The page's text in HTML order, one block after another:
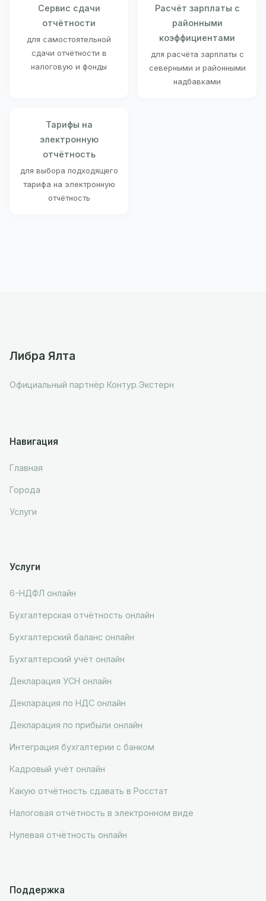
Сервис сдачи
отчётности
для самостоятельной
сдачи отчётности в
налоговую и фонды
Расчёт зарплаты с
районными
коэффициентами
для расчёта зарплаты с
северными и районными
надбавками
Тарифы на
электронную
отчётность
для выбора подходящего
тарифа на электронную
отчётность
Либра Ялта
Официальный партнёр Контур.Экстерн
Навигация
Главная
Города
Услуги
Услуги
6-НДФЛ онлайн
Бухгалтерская отчётность онлайн
Бухгалтерский баланс онлайн
Бухгалтерский учёт онлайн
Декларация УСН онлайн
Декларация по НДС онлайн
Декларация по прибыли онлайн
Интеграция бухгалтерии с банком
Кадровый учёт онлайн
Какую отчётность сдавать в Росстат
Налоговая отчётность в электронном виде
Нулевая отчётность онлайн
Поддержка